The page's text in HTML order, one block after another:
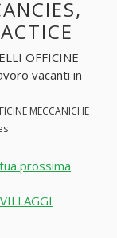
OFFICINE
vacanti in
MECCANICHE
prossima